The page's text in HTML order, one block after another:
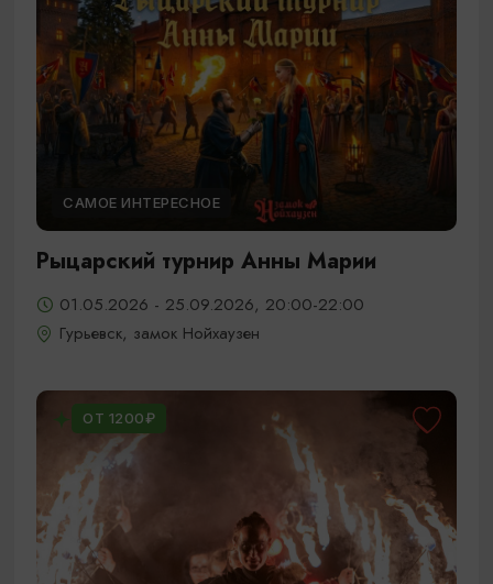
САМОЕ ИНТЕРЕСНОЕ
Рыцарский турнир Анны Марии
01.05.2026 - 25.09.2026, 20:00-22:00
Гурьевск, замок Нойхаузен
ОТ 1200₽